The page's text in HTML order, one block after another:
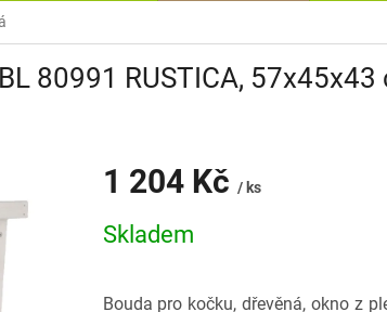
80991 RUSTICA, 57x45x43
1 204 Kč / ks
cena:
Skladem
Bouda pro kočku, dřevěná, okno z